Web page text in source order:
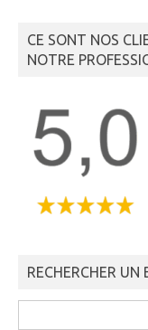
CE SONT NOS
NOTRE
RECHERCHER UN